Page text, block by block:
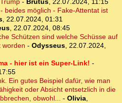
- Brutus, 22.07.2024, 11:15
beides möglich - Fake-Attentat ist
, 22.07.2024, 01:31
, 22.07.2024, 08:45
Schützen sind welche Schüsse auf
worden - Odysseus, 22.07.2024,
- hier ist ein Super-Link! -
Ein gutes Beispiel dafür, wie man
oder Absicht entsetzlich in die
obwohl... - Olivia,